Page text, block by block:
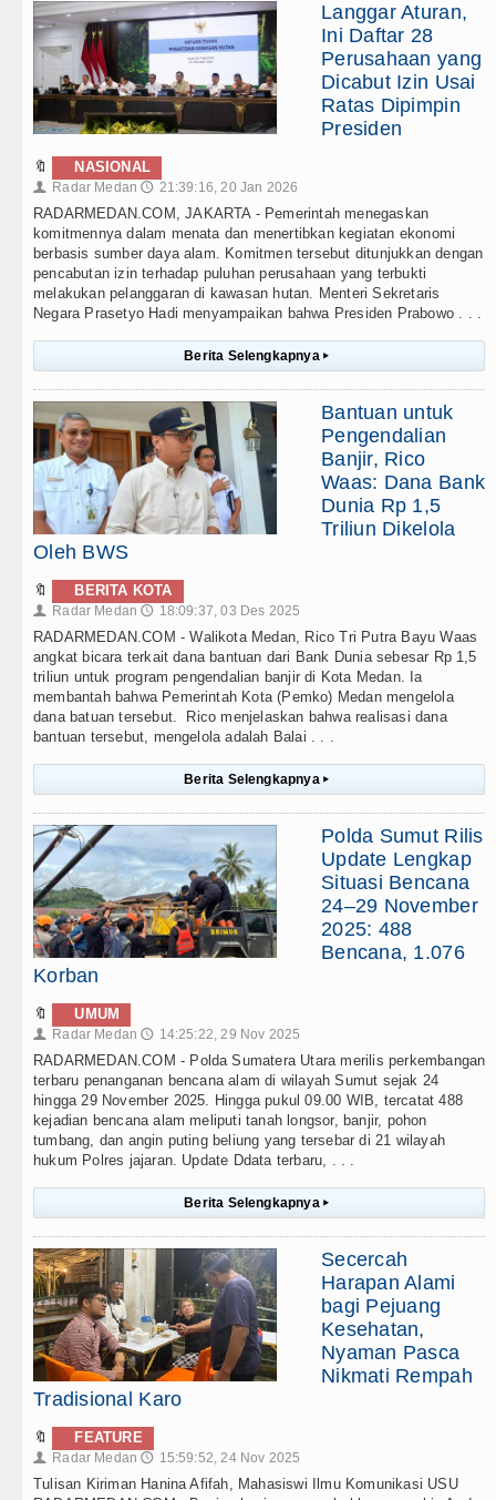
Langgar Aturan,
Ini Daftar 28
Perusahaan yang
Dicabut Izin Usai
Ratas Dipimpin
Presiden
🔖 NASIONAL
👤 Radar Medan 🕔 21:39:16, 20 Jan 2026
RADARMEDAN.COM, JAKARTA - Pemerintah menegaskan
komitmennya dalam menata dan menertibkan kegiatan ekonomi
berbasis sumber daya alam. Komitmen tersebut ditunjukkan dengan
pencabutan izin terhadap puluhan perusahaan yang terbukti
melakukan pelanggaran di kawasan hutan. Menteri Sekretaris
Negara Prasetyo Hadi menyampaikan bahwa Presiden Prabowo . . .
Berita Selengkapnya ▸
Bantuan untuk
Pengendalian
Banjir, Rico
Waas: Dana Bank
Dunia Rp 1,5
Triliun Dikelola
Oleh BWS
🔖 BERITA KOTA
👤 Radar Medan 🕔 18:09:37, 03 Des 2025
RADARMEDAN.COM - Walikota Medan, Rico Tri Putra Bayu Waas
angkat bicara terkait dana bantuan dari Bank Dunia sebesar Rp 1,5
triliun untuk program pengendalian banjir di Kota Medan. Ia
membantah bahwa Pemerintah Kota (Pemko) Medan mengelola
dana batuan tersebut. Rico menjelaskan bahwa realisasi dana
bantuan tersebut, mengelola adalah Balai . . .
Berita Selengkapnya ▸
Polda Sumut Rilis
Update Lengkap
Situasi Bencana
24–29 November
2025: 488
Bencana, 1.076
Korban
🔖 UMUM
👤 Radar Medan 🕔 14:25:22, 29 Nov 2025
RADARMEDAN.COM - Polda Sumatera Utara merilis perkembangan
terbaru penanganan bencana alam di wilayah Sumut sejak 24
hingga 29 November 2025. Hingga pukul 09.00 WIB, tercatat 488
kejadian bencana alam meliputi tanah longsor, banjir, pohon
tumbang, dan angin puting beliung yang tersebar di 21 wilayah
hukum Polres jajaran. Update Ddata terbaru, . . .
Berita Selengkapnya ▸
Secercah
Harapan Alami
bagi Pejuang
Kesehatan,
Nyaman Pasca
Nikmati Rempah
Tradisional Karo
🔖 FEATURE
👤 Radar Medan 🕔 15:59:52, 24 Nov 2025
Tulisan Kiriman Hanina Afifah, Mahasiswi Ilmu Komunikasi USU